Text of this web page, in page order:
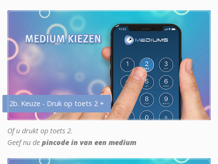
2b. Keuze - Druk op toets 2 +
Of u drukt op toets 2.
Geef nu de pincode in van een medium